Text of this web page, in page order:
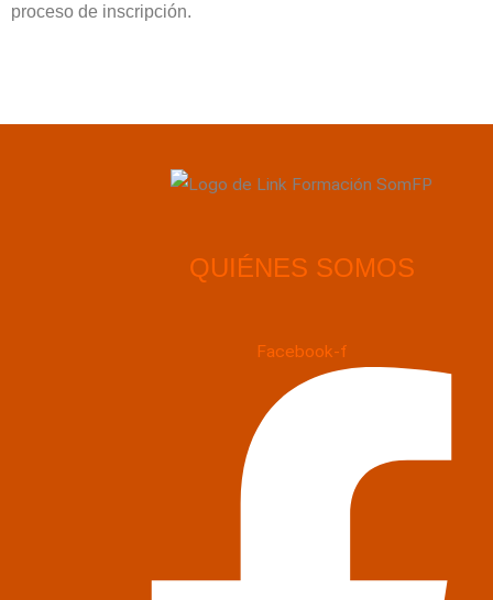
proceso de inscripción.
QUIÉNES SOMOS
Facebook-f